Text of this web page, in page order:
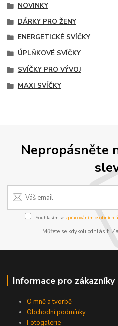
NOVINKY
DÁRKY PRO ŽENY
ENERGETICKÉ SVÍČKY
ÚPLŇKOVÉ SVÍČKY
SVÍČKY PRO VÝVOJ
MAXI SVÍČKY
Nepropásněte
Souhlasím se zpracováním osobních
Můžete se kdykoli odhlásit.
Informace pro zákazníky
O mně a tvorbě
Obchodní podmínky
Fotogalerie